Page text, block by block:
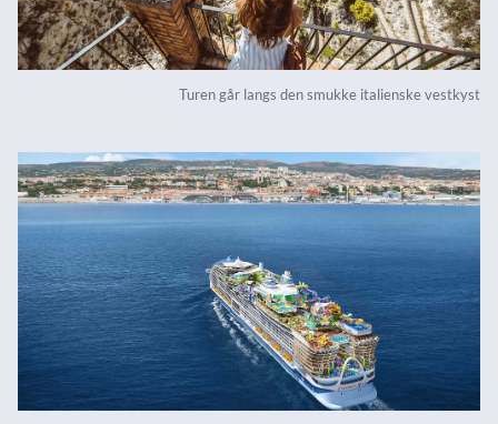
Turen går langs den smukke italienske vestkyst